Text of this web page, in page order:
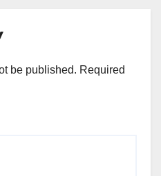
be published. Required